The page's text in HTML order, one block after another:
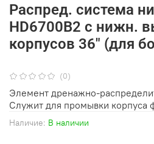
(0)
Наличие: В наличии
Распред. система
HD6700B2 с нижн.
корпусов 36" (для
Элемент дренажно-
Служит для промывки корпуса